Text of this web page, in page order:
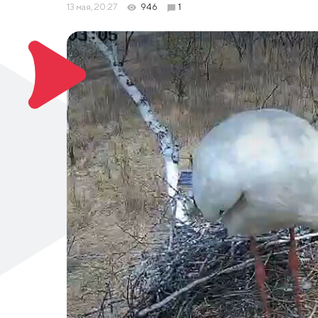
13 мая, 20:27 946 1